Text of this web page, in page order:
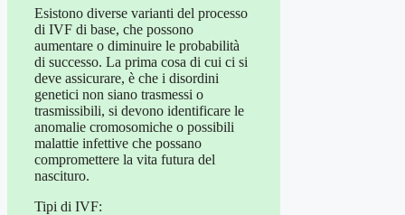
Esistono diverse varianti del processo
di IVF di base, che possono
aumentare o diminuire le probabilità
di successo. La prima cosa di cui ci si
deve assicurare, è che i disordini
genetici non siano trasmessi o
trasmissibili, si devono identificare le
anomalie cromosomiche o possibili
malattie infettive che possano
compromettere la vita futura del
nascituro.
Tipi di IVF: